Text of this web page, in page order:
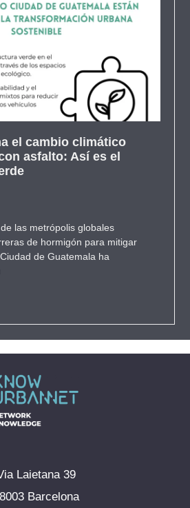
el cambio climático
asfalto: Así es el
las metrópolis globales
de hormigón para mitigar
de Guatemala ha
Laietana 39
Barcelona